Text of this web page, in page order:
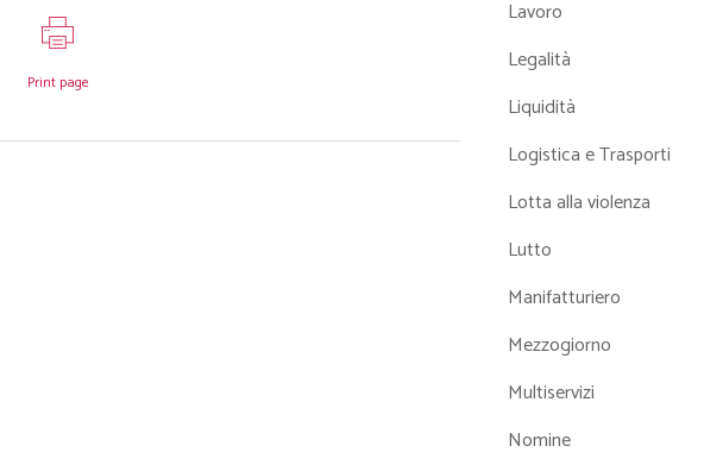
Print page
Lavoro
Legalità
Liquidità
Logistica e Trasporti
Lotta alla violenza
Lutto
Manifatturiero
Mezzogiorno
Multiservizi
Nomine